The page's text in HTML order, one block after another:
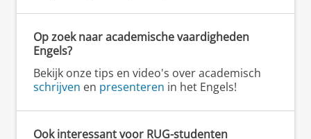
aangeboden lesstof maar beperkt
overeenkomt met de fouten die leerlingen zelf
maken; daarnaast zijn er grote
frequentieverschillen tussen de onderzochte
fouten. Schoolboeknormen verschillen van de
Op zoek naar academische vaardigheden
Engels?
Bekijk onze tips en video's over academisch
schrijven en presenteren in het Engels!
Ook interessant voor RUG-studenten